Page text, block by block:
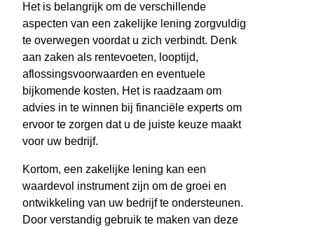
Het is belangrijk om de verschillende
aspecten van een zakelijke lening zorgvuldig
te overwegen voordat u zich verbindt. Denk
aan zaken als rentevoeten, looptijd,
aflossingsvoorwaarden en eventuele
bijkomende kosten. Het is raadzaam om
advies in te winnen bij financiële experts om
ervoor te zorgen dat u de juiste keuze maakt
voor uw bedrijf.
Kortom, een zakelijke lening kan een
waardevol instrument zijn om de groei en
ontwikkeling van uw bedrijf te ondersteunen.
Door verstandig gebruik te maken van deze